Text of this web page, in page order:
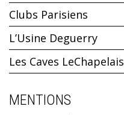
Clubs Parisiens
L’Usine Deguerry
Les Caves LeChapelais
MENTIONS